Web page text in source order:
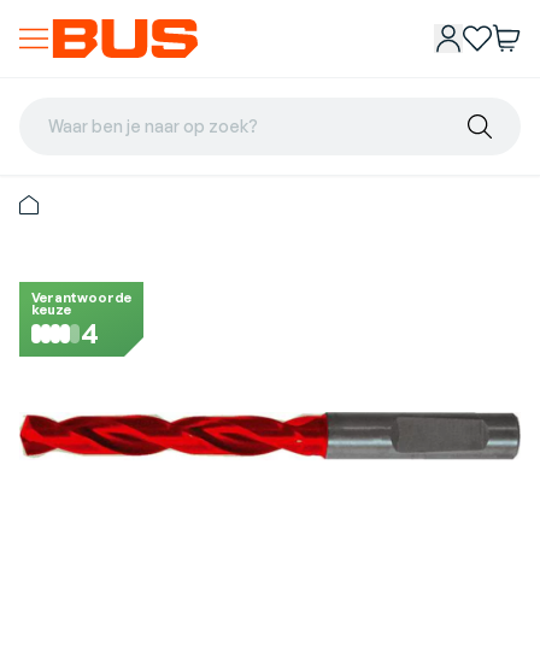
Waar ben je naar op zoek?
Verantwoorde
keuze
4